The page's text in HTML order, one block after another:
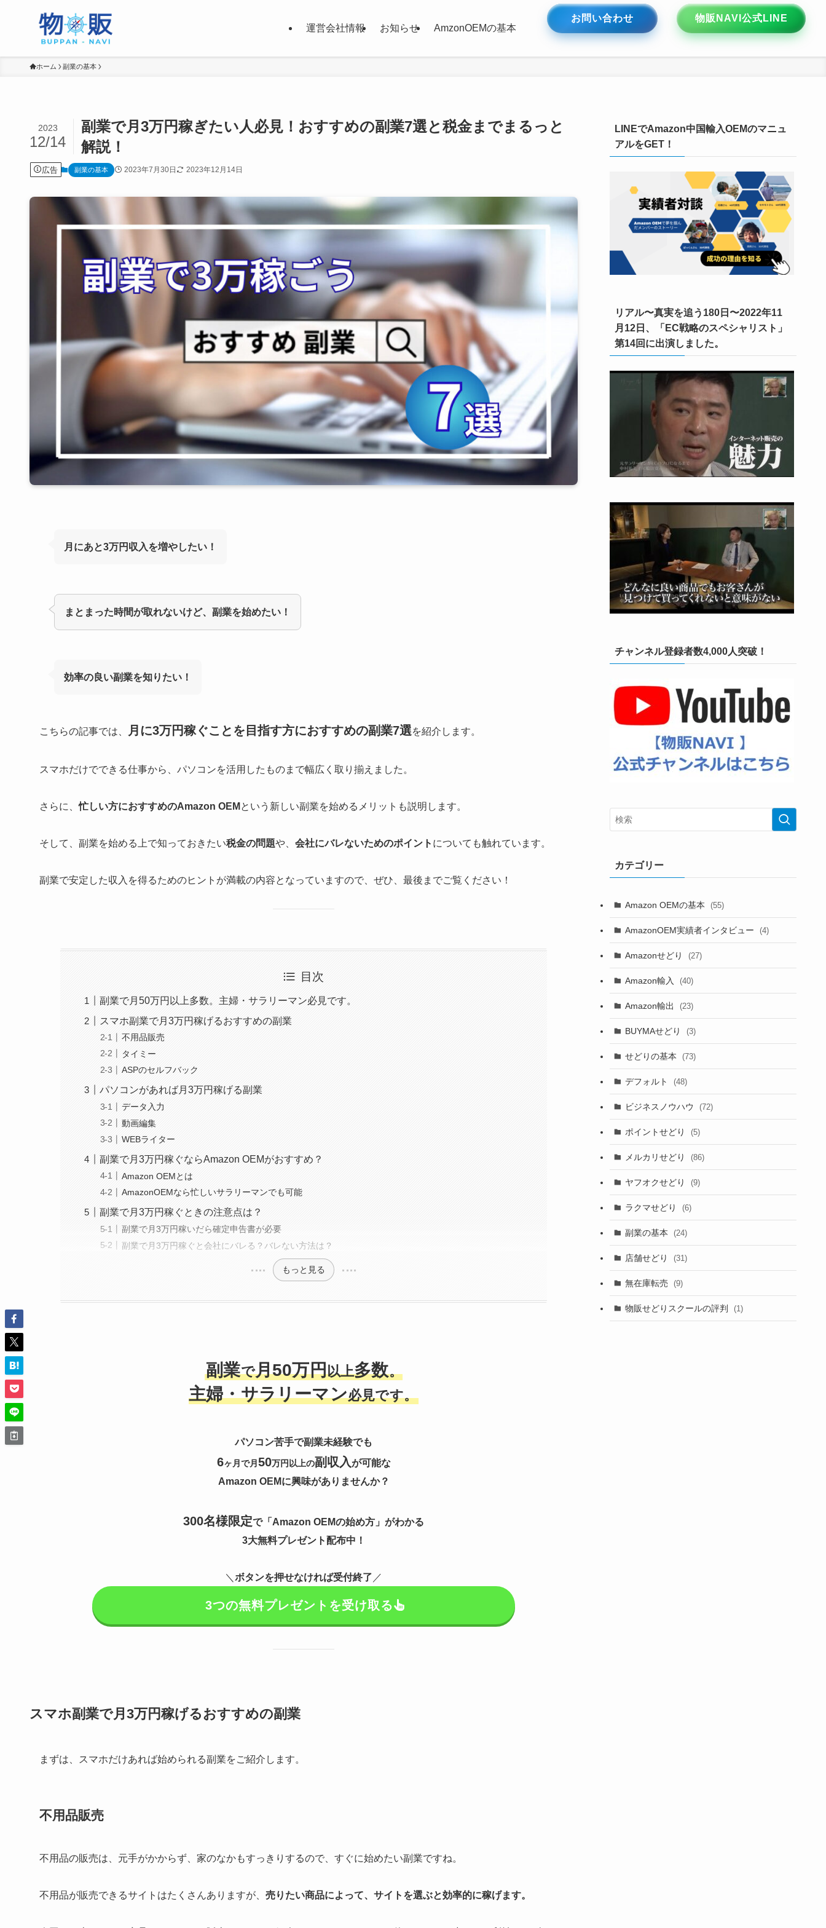
運営会社情報 お知らせ AmzonOEMの基本
お問い合わせ 物販NAVI公式LINE
ホーム 副業の基本
副業で月3万円稼ぎたい人必見！おすすめの副業7選と税金までまるっと
解説！
2023
12/14
広告 副業の基本 2023年7月30日 2023年12月14日
月にあと3万円収入を増やしたい！
まとまった時間が取れないけど、副業を始めたい！
効率の良い副業を知りたい！
こちらの記事では、 月に3万円稼ぐことを目指す方におすすめの副業7選を紹介します。
スマホだけでできる仕事から、パソコンを活用したものまで幅広く取り揃えました。
さらに、忙しい方におすすめのAmazon OEM という新しい副業を始めるメリットも説明します。
そして、副業を始める上で知っておきたい税金の問題や、 会社にバレないためのポイント についても触れています。
副業で安定した収入を得るためのヒントが満載の内容となっていますので、ぜひ、最後までご覧ください！
目次
副業で月50万円以上多数。主婦・サラリーマン必見です。
スマホ副業で月3万円稼げるおすすめの副業
不用品販売
タイミー
ASPのセルフバック
パソコンがあれば月3万円稼げる副業
データ入力
動画編集
WEBライター
副業で月3万円稼ぐならAmazon OEMがおすすめ？
Amazon OEMとは
AmazonOEMなら忙しいサラリーマンでも可能
副業で月3万円稼ぐときの注意点は？
副業で月3万円稼いだら確定申告書が必要
副業で月3万円稼ぐと会社にバレる？バレない方法は？
もっと見る
副業で月50万円以上多数。
主婦・サラリーマン必見です。
パソコン苦手で副業未経験でも
6ヶ月で月50万円以上の副収入が可能な
Amazon OEMに興味がありませんか？
300名様限定で「Amazon OEMの始め方」がわかる
3大無料プレゼント配布中！
＼ ボタンを押せなければ受付終了 ／
3つの無料プレゼントを受け取る
スマホ副業で月3万円稼げるおすすめの副業
まずは、スマホだけあれば始められる副業をご紹介します。
不用品販売
不用品の販売は、元手がかからず、家のなかもすっきりするので、すぐに始めたい副業ですね。
不用品が販売できるサイトはたくさんありますが、 売りたい商品によって、サイトを選ぶと効率的に稼げます。
LINEでAmazon中国輸入OEMのマニュ
アルをGET！
リアル〜真実を追う180日〜2022年11
月12日、「EC戦略のスペシャリスト」
第14回に出演しました。
チャンネル登録者数4,000人突破！
カテゴリー
Amazon OEMの基本 (55)
AmazonOEM実績者インタビュー (4)
Amazonせどり (27)
Amazon輸入 (40)
Amazon輸出 (23)
BUYMAせどり (3)
せどりの基本 (73)
デフォルト (48)
ビジネスノウハウ (72)
ポイントせどり (5)
メルカリせどり (86)
ヤフオクせどり (9)
ラクマせどり (6)
副業の基本 (24)
店舗せどり (31)
無在庫転売 (9)
物販せどりスクールの評判 (1)